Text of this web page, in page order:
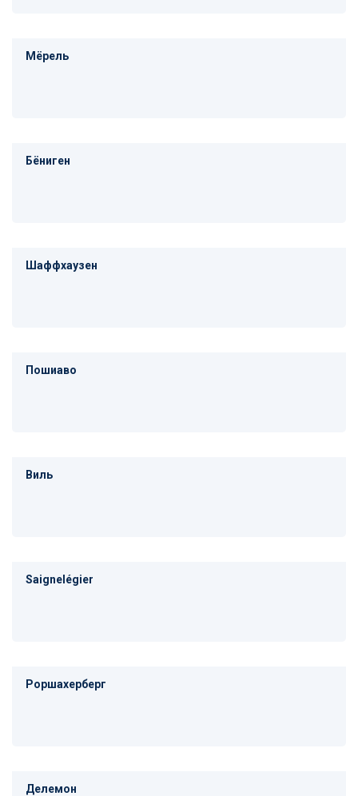
Мёрель
Бёниген
Шаффхаузен
Пошиаво
Виль
Saignelégier
Роршахерберг
Делемон